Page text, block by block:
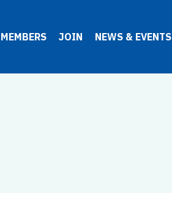
MEMBERS JOIN NEWS & EVENTS